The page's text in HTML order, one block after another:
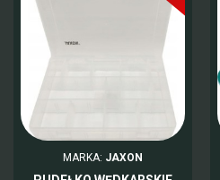
MARKA: JAXON